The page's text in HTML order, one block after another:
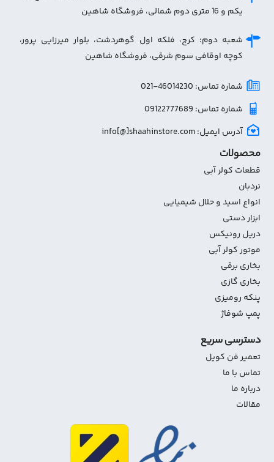
یکم و 16 متری دوم شمالی، فروشگاه شاهین
شعبه دوم: کرج، فلکه اول گوهردشت، بلوار میرزایی پرور،
کوچه اوقافی سوم شرقی، فروشگاه شاهین
شماره تماس: 46014230-021
شماره تماس: 09122777689
آدرس ایمیل: info[@]shaahinstore.com
محصولات
قطعات کولر آبی
نردبان
انواع اسید و حلال شیمیایی
ابزار دستی
دریل رونیکس
موتور کولر آبی
بخاری برقی
بخاری گازی
پنکه رومیزی
پمپ شوفاژ
دسترسی سریع
تعمیر فن کویل
تماس با ما
درباره ما
مقالات